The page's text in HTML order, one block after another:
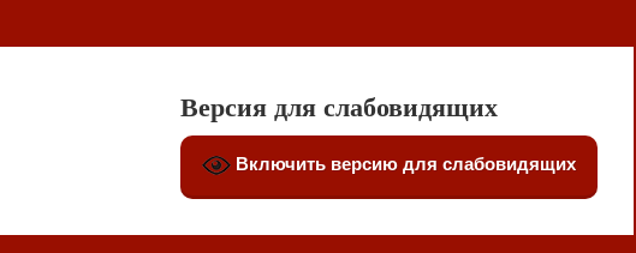
Версия для слабовидящих
Включить версию для слабовидящих